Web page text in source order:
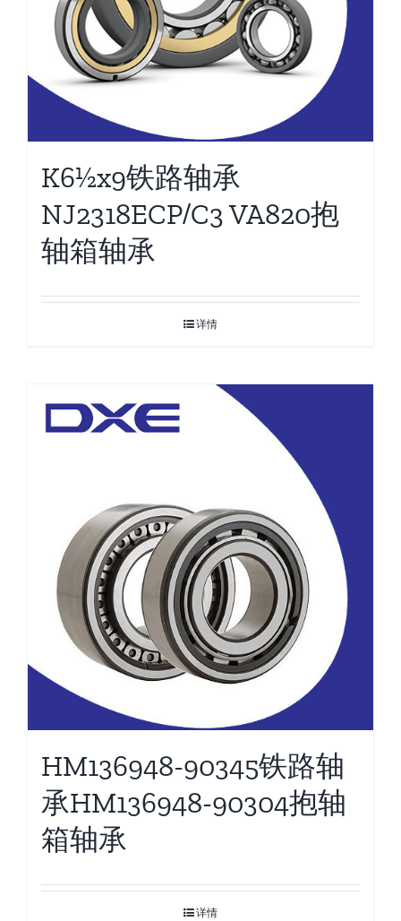
K6½x9铁路轴承
NJ2318ECP/C3 VA820抱
轴箱轴承
详情
HM136948-90345铁路轴
承HM136948-90304抱轴
箱轴承
详情